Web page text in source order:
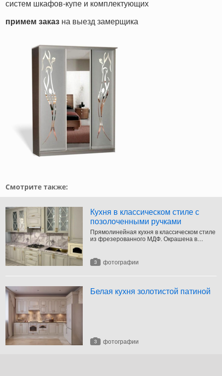
систем шкафов-купе и комплектующих
примем заказ на выезд замерщика
Смотрите также:
Кухня в классическом стиле с
позолоченными ручками
Прямолинейная кухня в классическом стиле
из фрезерованного МДФ. Окрашена в
3 фотографии
Белая кухня золотистой патиной
3 фотографии